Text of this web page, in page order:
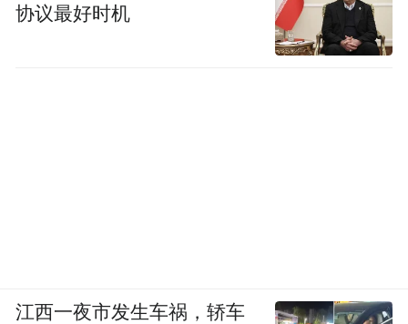
协议最好时机
江西一夜市发生车祸，轿车